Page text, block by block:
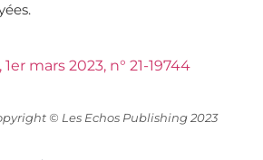
mars 2023, n° 21-19744
© Les Echos Publishing 2023